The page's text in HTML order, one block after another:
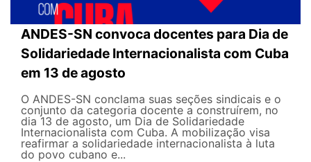
ANDES-SN convoca docentes para Dia de
Solidariedade Internacionalista com Cuba
em 13 de agosto
O ANDES-SN conclama suas seções sindicais e o
conjunto da categoria docente a construírem, no
dia 13 de agosto, um Dia de Solidariedade
Internacionalista com Cuba. A mobilização visa
reafirmar a solidariedade internacionalista à luta
do povo cubano e...